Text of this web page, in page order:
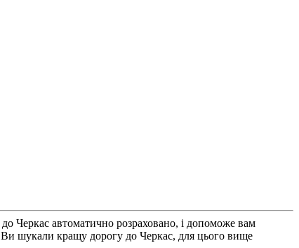
Черкас автоматично розраховано, і допоможе вам
Ви шукали кращу дорогу до Черкас, для цього вище